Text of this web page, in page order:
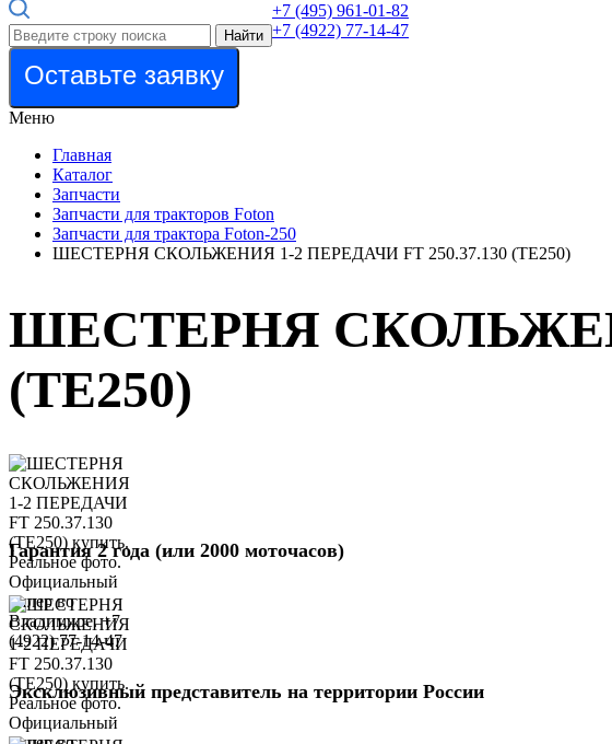
Найти
+7 (495) 961-01-82
+7 (4922) 77-14-47
Оставьте заявку
Меню
Главная
Каталог
Запчасти
Запчасти для тракторов Foton
Запчасти для трактора Foton-250
ШЕСТЕРНЯ СКОЛЬЖЕНИЯ 1-2 ПЕРЕДАЧИ FT 250.37.130 (TE250)
ШЕСТЕРНЯ
(TE250)
Гарантия 2 года (или 2000 моточасов)
Эксклюзивный представитель на территории России